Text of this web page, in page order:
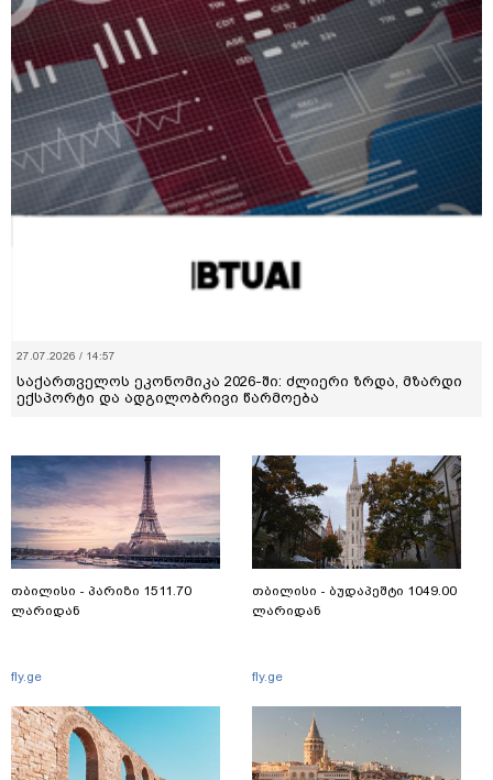
27.07.2026 / 14:57
საქართველოს ეკონომიკა 2026-ში: ძლიერი ზრდა, მზარდი
ექსპორტი და ადგილობრივი წარმოება
თბილისი - პარიზი 1511.70
ლარიდან
fly.ge
თბილისი - ბუდაპეშტი 1049.00
ლარიდან
fly.ge